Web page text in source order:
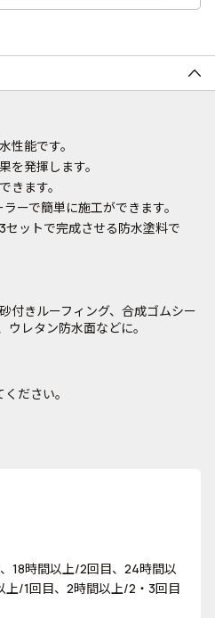
性能です。
を発揮します。
きます。
ーで簡単に施工ができます。
ットで完成させる防水塗料で
付きルーフィング、合成ゴムシー
ウレタン防水面などに。
ださい。
18時間以上/2回目、24時間以
/1回目、2時間以上/2・3回目